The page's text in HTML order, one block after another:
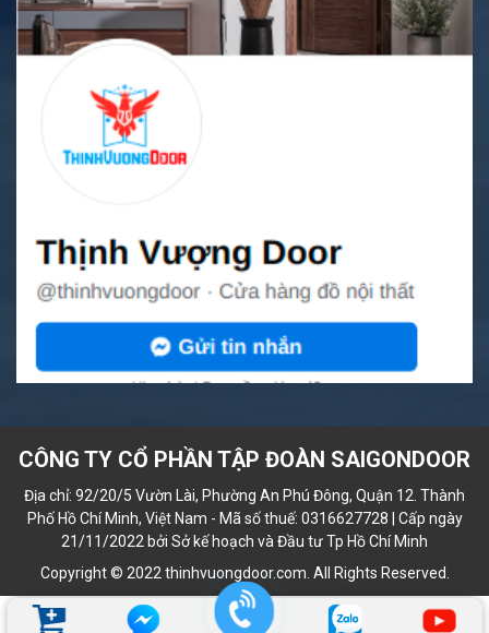
CÔNG TY CỔ PHẦN TẬP ĐOÀN SAIGONDOOR
Địa chỉ: 92/20/5 Vườn Lài, Phường An Phú Đông, Quận 12. Thành
Phố Hồ Chí Minh, Việt Nam - Mã số thuế: 0316627728 | Cấp ngày
21/11/2022 bởi Sở kế hoạch và Đầu tư Tp Hồ Chí Minh
Copyright © 2022 thinhvuongdoor.com. All Rights Reserved.